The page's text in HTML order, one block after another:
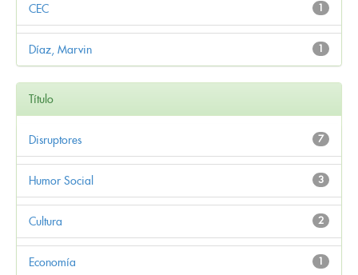
1
CEC
1
Díaz, Marvin
Título
7
Disruptores
3
Humor Social
2
Cultura
1
Economía